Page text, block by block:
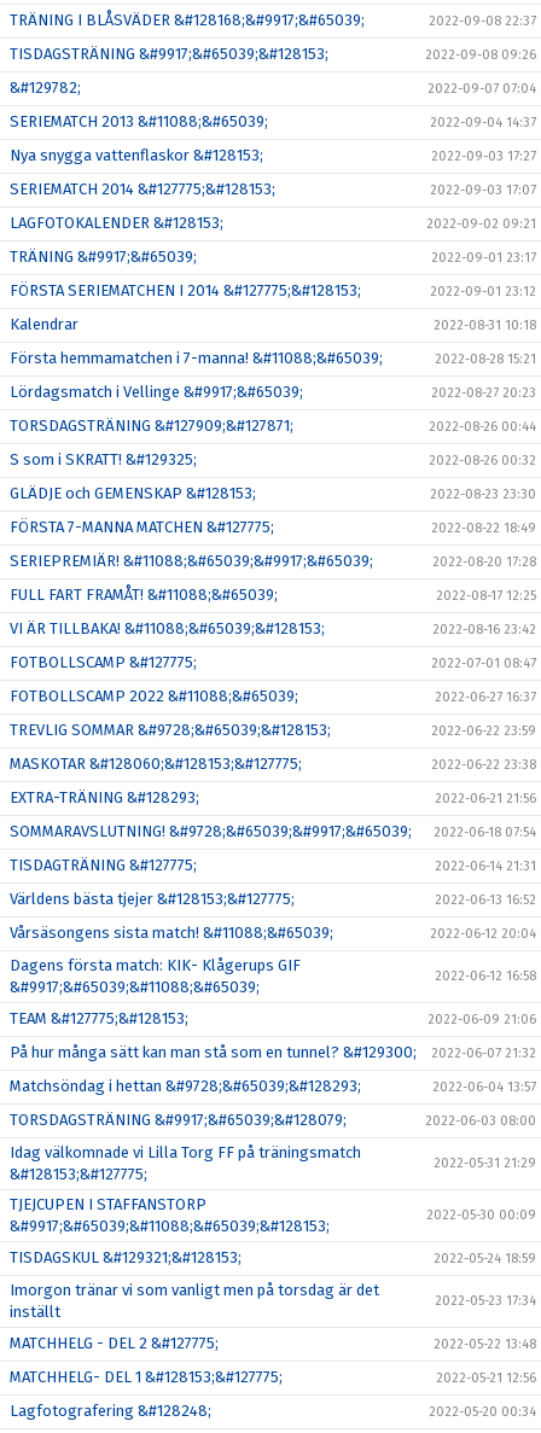
TRÄNING I BLÅSVÄDER &#128168;&#9917;&#65039; 2022-09-08 22:37
TISDAGSTRÄNING &#9917;&#65039;&#128153; 2022-09-08 09:26
&#129782; 2022-09-07 07:04
SERIEMATCH 2013 &#11088;&#65039; 2022-09-04 14:37
Nya snygga vattenflaskor &#128153; 2022-09-03 17:27
SERIEMATCH 2014 &#127775;&#128153; 2022-09-03 17:07
LAGFOTOKALENDER &#128153; 2022-09-02 09:21
TRÄNING &#9917;&#65039; 2022-09-01 23:17
FÖRSTA SERIEMATCHEN I 2014 &#127775;&#128153; 2022-09-01 23:12
Kalendrar 2022-08-31 10:18
Första hemmamatchen i 7-manna! &#11088;&#65039; 2022-08-28 15:21
Lördagsmatch i Vellinge &#9917;&#65039; 2022-08-27 20:23
TORSDAGSTRÄNING &#127909;&#127871; 2022-08-26 00:44
S som i SKRATT! &#129325; 2022-08-26 00:32
GLÄDJE och GEMENSKAP &#128153; 2022-08-23 23:30
FÖRSTA 7-MANNA MATCHEN &#127775; 2022-08-22 18:49
SERIEPREMIÄR! &#11088;&#65039;&#9917;&#65039; 2022-08-20 17:28
FULL FART FRAMÅT! &#11088;&#65039; 2022-08-17 12:25
VI ÄR TILLBAKA! &#11088;&#65039;&#128153; 2022-08-16 23:42
FOTBOLLSCAMP &#127775; 2022-07-01 08:47
FOTBOLLSCAMP 2022 &#11088;&#65039; 2022-06-27 16:37
TREVLIG SOMMAR &#9728;&#65039;&#128153; 2022-06-22 23:59
MASKOTAR &#128060;&#128153;&#127775; 2022-06-22 23:38
EXTRA-TRÄNING &#128293; 2022-06-21 21:56
SOMMARAVSLUTNING! &#9728;&#65039;&#9917;&#65039; 2022-06-18 07:54
TISDAGTRÄNING &#127775; 2022-06-14 21:31
Världens bästa tjejer &#128153;&#127775; 2022-06-13 16:52
Vårsäsongens sista match! &#11088;&#65039; 2022-06-12 20:04
Dagens första match: KIK- Klågerups GIF
&#9917;&#65039;&#11088;&#65039;
2022-06-12 16:58
TEAM &#127775;&#128153; 2022-06-09 21:06
På hur många sätt kan man stå som en tunnel? &#129300; 2022-06-07 21:32
Matchsöndag i hettan &#9728;&#65039;&#128293; 2022-06-04 13:57
TORSDAGSTRÄNING &#9917;&#65039;&#128079; 2022-06-03 08:00
Idag välkomnade vi Lilla Torg FF på träningsmatch
&#128153;&#127775;
2022-05-31 21:29
TJEJCUPEN I STAFFANSTORP
&#9917;&#65039;&#11088;&#65039;&#128153;
2022-05-30 00:09
TISDAGSKUL &#129321;&#128153; 2022-05-24 18:59
Imorgon tränar vi som vanligt men på torsdag är det
inställt
2022-05-23 17:34
MATCHHELG - DEL 2 &#127775; 2022-05-22 13:48
MATCHHELG- DEL 1 &#128153;&#127775; 2022-05-21 12:56
Lagfotografering &#128248; 2022-05-20 00:34